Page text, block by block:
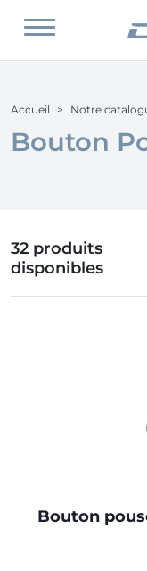
Accueil Notre
Bouton
32 produits
disponibles
Bouton